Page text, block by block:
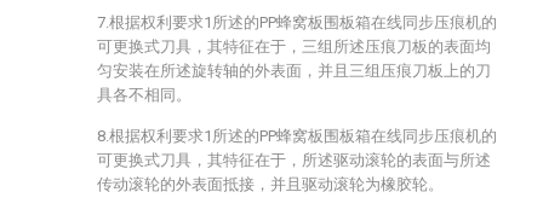
7.根据权利要求1所述的PP蜂窝板围板箱在线同步压痕机的
可更换式刀具，其特征在于，三组所述压痕刀板的表面均
匀安装在所述旋转轴的外表面，并且三组压痕刀板上的刀
具各不相同。
8.根据权利要求1所述的PP蜂窝板围板箱在线同步压痕机的
可更换式刀具，其特征在于，所述驱动滚轮的表面与所述
传动滚轮的外表面抵接，并且驱动滚轮为橡胶轮。